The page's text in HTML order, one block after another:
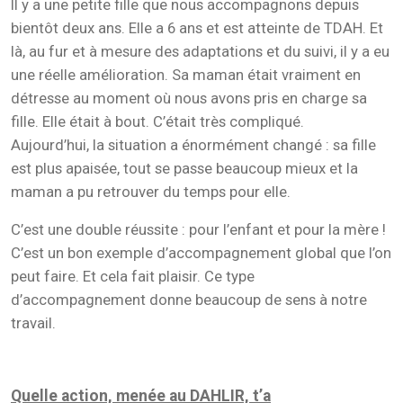
Il y a une petite fille que nous accompagnons depuis
bientôt deux ans. Elle a 6 ans et est atteinte de TDAH. Et
là, au fur et à mesure des adaptations et du suivi, il y a eu
une réelle amélioration. Sa maman était vraiment en
détresse au moment où nous avons pris en charge sa
fille. Elle était à bout. C’était très compliqué.
Aujourd’hui, la situation a énormément changé : sa fille
est plus apaisée, tout se passe beaucoup mieux et la
maman a pu retrouver du temps pour elle.
C’est une double réussite : pour l’enfant et pour la mère !
C’est un bon exemple d’accompagnement global que l’on
peut faire. Et cela fait plaisir. Ce type
d’accompagnement donne beaucoup de sens à notre
travail.
Quelle action, menée au DAHLIR, t’a